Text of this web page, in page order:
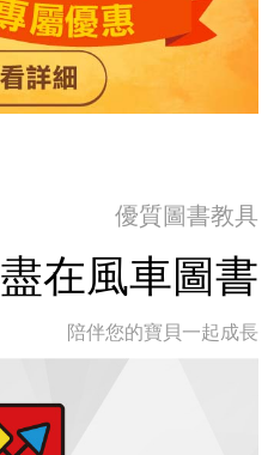
優質圖書教具
盡在風車圖書
陪伴您的寶貝一起成長